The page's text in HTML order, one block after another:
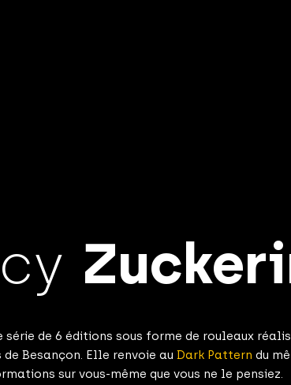
série de 6 éditions sous forme de rouleaux
de Besançon. Elle renvoie au Dark Pattern du
sur vous-même que vous ne le pensiez.